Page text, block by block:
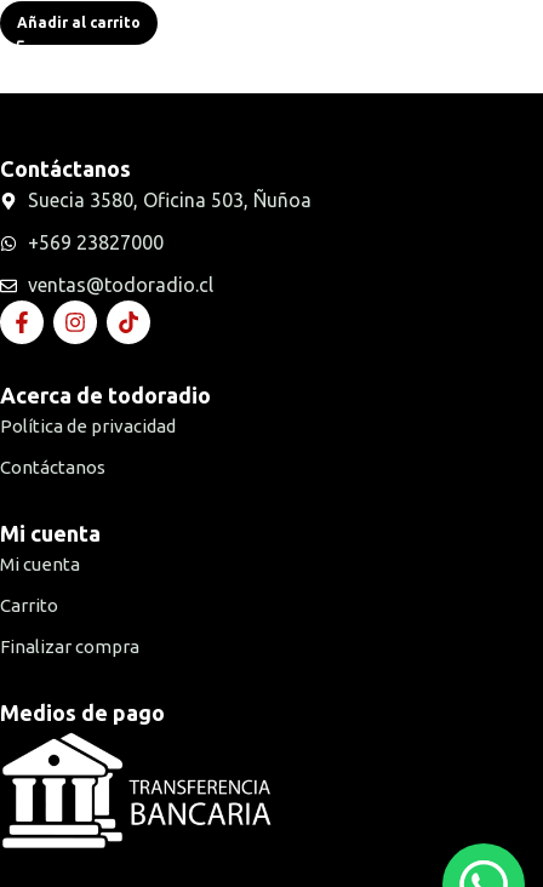
Añadir al carrito
Contáctanos
Suecia 3580, Oficina 503, Ñuñoa
+569 23827000
ventas@todoradio.cl
Acerca de todoradio
Política de privacidad
Contáctanos
Mi cuenta
Mi cuenta
Carrito
Finalizar compra
Medios de pago